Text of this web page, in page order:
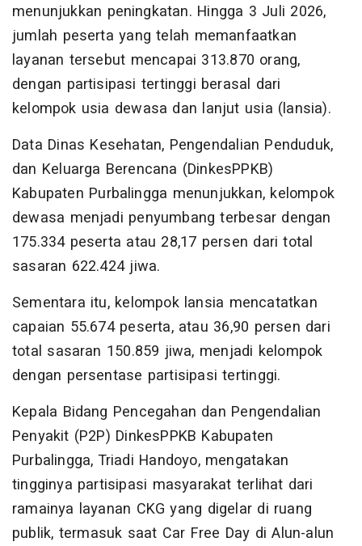
menunjukkan peningkatan. Hingga 3 Juli 2026,
jumlah peserta yang telah memanfaatkan
layanan tersebut mencapai 313.870 orang,
dengan partisipasi tertinggi berasal dari
kelompok usia dewasa dan lanjut usia (lansia).
Data Dinas Kesehatan, Pengendalian Penduduk,
dan Keluarga Berencana (DinkesPPKB)
Kabupaten Purbalingga menunjukkan, kelompok
dewasa menjadi penyumbang terbesar dengan
175.334 peserta atau 28,17 persen dari total
sasaran 622.424 jiwa.
Sementara itu, kelompok lansia mencatatkan
capaian 55.674 peserta, atau 36,90 persen dari
total sasaran 150.859 jiwa, menjadi kelompok
dengan persentase partisipasi tertinggi.
Kepala Bidang Pencegahan dan Pengendalian
Penyakit (P2P) DinkesPPKB Kabupaten
Purbalingga, Triadi Handoyo, mengatakan
tingginya partisipasi masyarakat terlihat dari
ramainya layanan CKG yang digelar di ruang
publik, termasuk saat Car Free Day di Alun-alun